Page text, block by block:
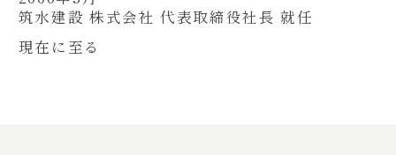
筑水建設 株式会社 代表取締役社長 就任
現在に至る